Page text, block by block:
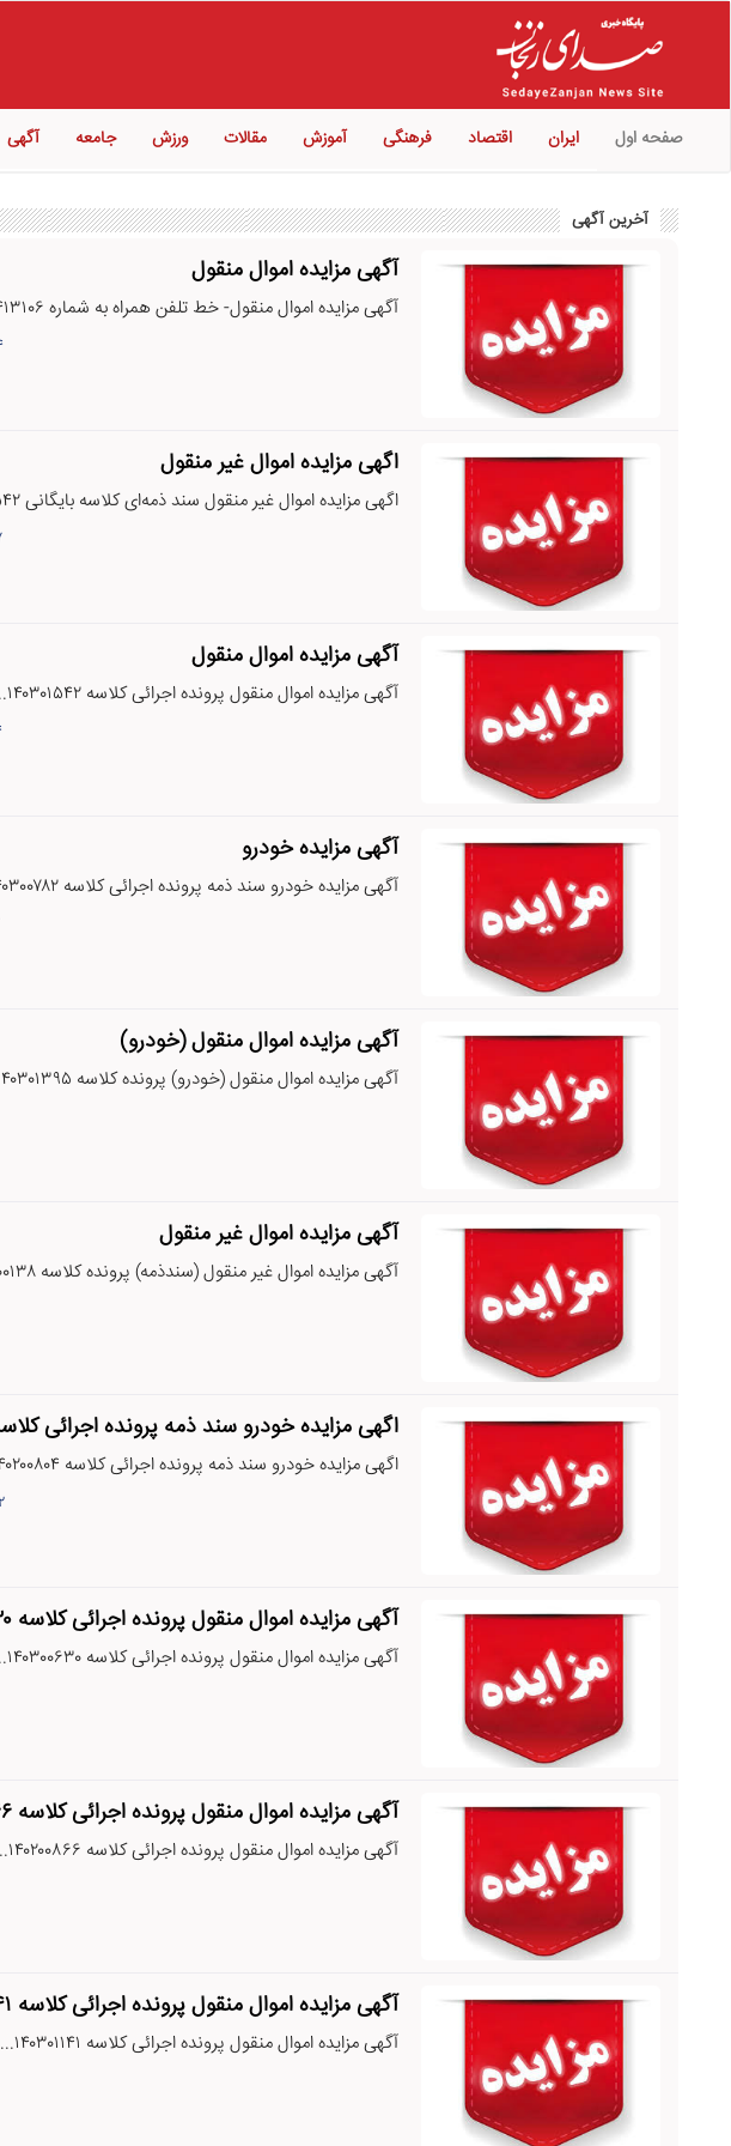
صفحه اول ایران اقتصاد فرهنگی آموزش مقالات ورزش جامعه آگهی
آخرین آگهی
آگهی مزایده اموال منقول
آگهی مزایده اموال منقول- خط تلفن همراه به شماره ۰۹۱۲۱۴۱۳۱۰۶...
اگهی مزایده اموال غیر منقول
اگهی مزایده اموال غیر منقول سند ذمه‌ای کلاسه بایگانی ۱۴۰۳۰۱۵۴۲...
آگهی مزایده اموال منقول
آگهی مزایده اموال منقول پرونده اجرائی کلاسه ۱۴۰۳۰۱۵۴۲...
آگهی مزایده خودرو
آگهی مزایده خودرو سند ذمه پرونده اجرائی کلاسه ۱۴۰۳۰۰۷۸۲...
آگهی مزایده اموال منقول (خودرو)
آگهی مزایده اموال منقول (خودرو) پرونده کلاسه ۱۴۰۳۰۱۳۹۵...
آگهی مزایده اموال غیر منقول
آگهی مزایده اموال غیر منقول (سندذمه) پرونده کلاسه ۱۴۰۳۰۰۱۳۸...
اگهی مزایده خودرو سند ذمه پرونده اجرائی کلاسه
اگهی مزایده خودرو سند ذمه پرونده اجرائی کلاسه ۱۴۰۲۰۰۸۰۴...
آگهی مزایده اموال منقول پرونده اجرائی کلاسه ۱۴۰۳۰۰۶۳۰
آگهی مزایده اموال منقول پرونده اجرائی کلاسه ۱۴۰۳۰۰۶۳۰...
آگهی مزایده اموال منقول پرونده اجرائی کلاسه ۱۴۰۲۰۰۸۶۶
آگهی مزایده اموال منقول پرونده اجرائی کلاسه ۱۴۰۲۰۰۸۶۶...
آگهی مزایده اموال منقول پرونده اجرائی کلاسه ۱۴۰۳۰۱۱۴۱
آگهی مزایده اموال منقول پرونده اجرائی کلاسه ۱۴۰۳۰۱۱۴۱...